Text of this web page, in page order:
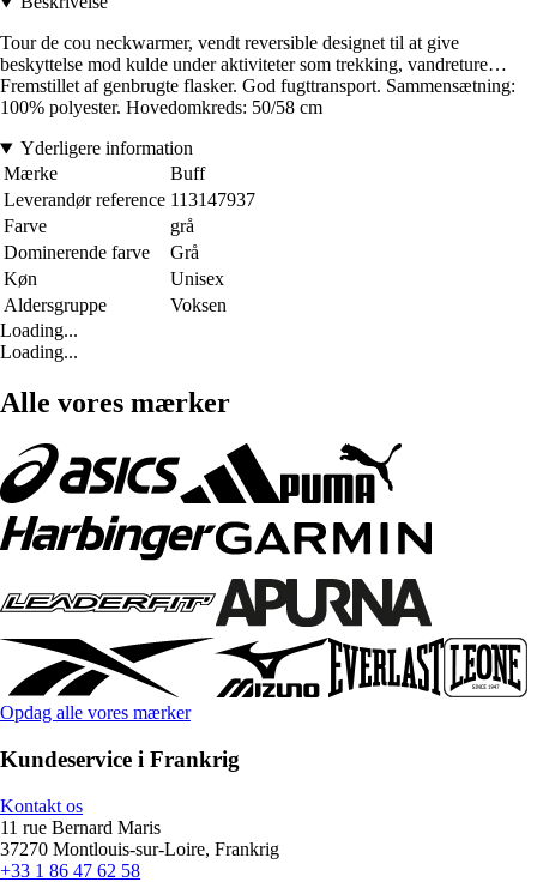
Tour de cou neckwarmer, vendt reversible designet til at give
beskyttelse mod kulde under aktiviteter som trekking, vandreture…
Fremstillet af genbrugte flasker. God fugttransport. Sammensætning:
100% polyester. Hovedomkreds: 50/58 cm
Yderligere information
Mærke
Buff
Leverandør reference 113147937
Farve
grå
Dominerende farve
Grå
Køn
Unisex
Aldersgruppe
Voksen
Loading...
Loading...
Alle vores mærker
Opdag alle vores mærker
Kundeservice i Frankrig
Kontakt os
11 rue Bernard Maris
37270 Montlouis-sur-Loire, Frankrig
+33 1 86 47 62 58